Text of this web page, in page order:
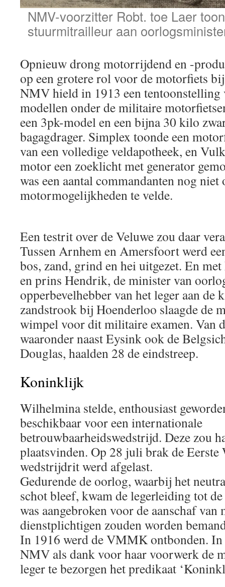
NMV-voorzitter Robt. toe Laer
stuurmitrailleur aan
Opnieuw drong motorrijdend en -
op een grotere rol voor de motorfiets
NMV hield in 1913 een tentoonstelling
modellen onder de militaire
een 3pk-model en een bijna 30 kilo
bagagdrager. Simplex toonde een
van een volledige veldapotheek, en
motor een zoeklicht met generator
was een aantal commandanten nog
motormogelijkheden te velde.
Een testrit over de Veluwe zou daar
Tussen Arnhem en Amersfoort werd
bos, zand, grind en hei uitgezet. En
en prins Hendrik, de minister van
opperbevelhebber van het leger aan de
zandstrook bij Hoenderloo slaagde de
wimpel voor dit militaire examen. Van
waaronder naast Eysink ook de
Douglas, haalden 28 de eindstreep.
Koninklijk
Wilhelmina stelde, enthousiast
beschikbaar voor een internationale
betrouwbaarheidswedstrijd. Deze zou
plaatsvinden. Op 28 juli brak de
wedstrijdrit werd afgelast.
Gedurende de oorlog, waarbij het
schot bleef, kwam de legerleiding tot
was aangebroken voor de aanschaf
dienstplichtigen zouden worden
In 1916 werd de VMMK ontbonden. In
NMV als dank voor haar voorwerk de
leger te bezorgen het predikaat